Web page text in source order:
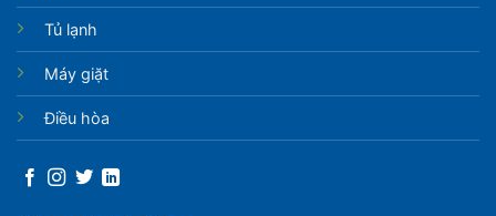
Tủ lạnh
Máy giặt
Điều hòa